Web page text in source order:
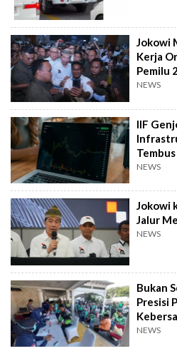
Jokowi
Kerja
Pemilu
NEWS
IIF
NEWS
Jokowi
Jalur
NEWS
Bukan
Presisi
Supeltas
NEWS